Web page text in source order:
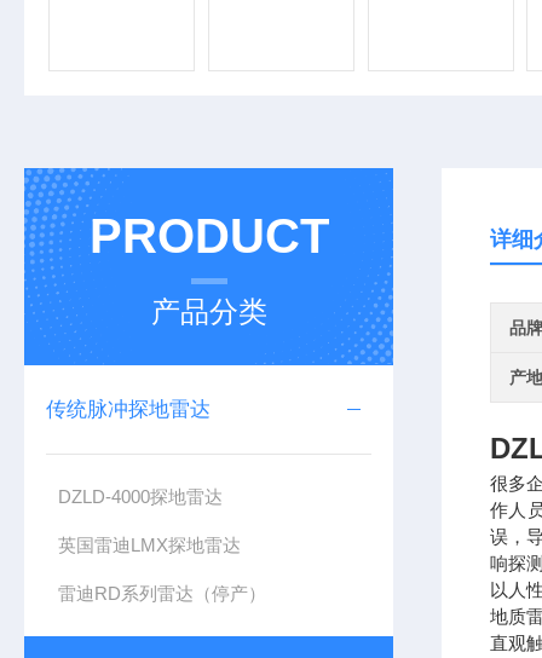
PRODUCT
产品分类
传统脉冲探地雷达
DZLD-4000探地雷达
英国雷迪LMX探地雷达
雷迪RD系列雷达（停产）
详细
品牌
产
很多
作人
误，
响探
以人
地质
直观